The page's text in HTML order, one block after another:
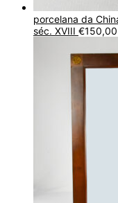
porcelana da
séc. XVIII €150,00